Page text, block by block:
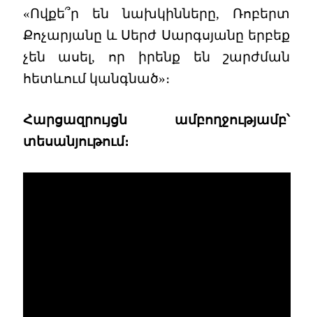
«Ովքե՞ր են նախկինները, Ռոբերտ
Քոչարյանը և Սերժ Սարգսյանը երբեք
չեն ասել, որ իրենք են շարժման
հետևում կանգնած»։
Հարցազրույցն ամբողջությամբ՝
տեսանյութում։